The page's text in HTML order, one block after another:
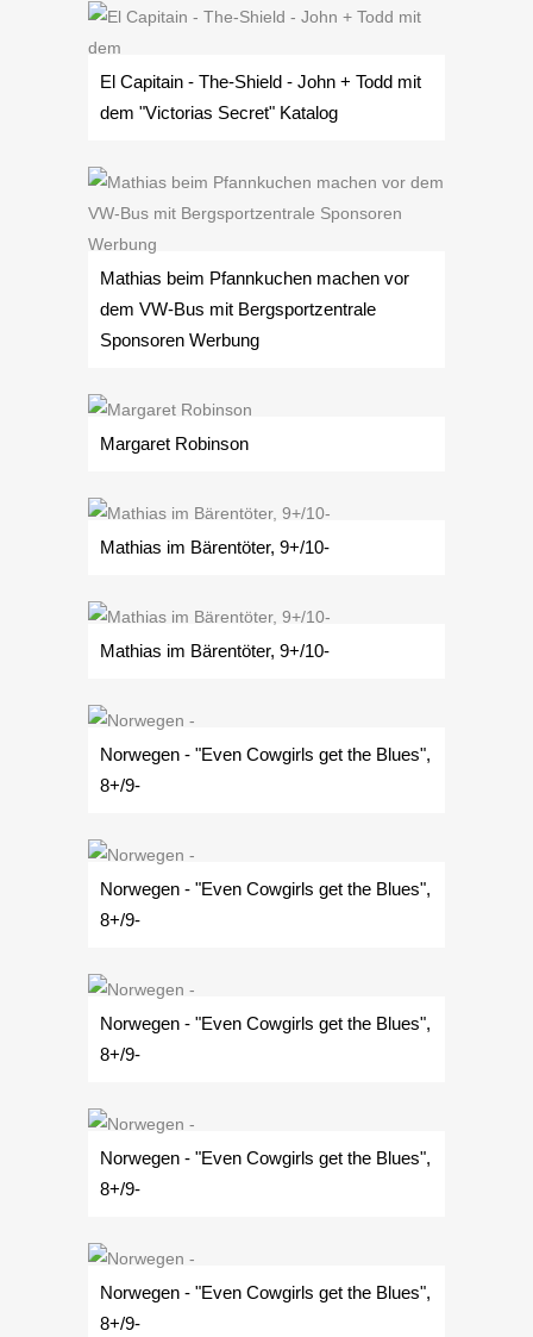
El Capitain - The-Shield - John + Todd mit
dem "Victorias Secret" Katalog
Mathias beim Pfannkuchen machen vor
dem VW-Bus mit Bergsportzentrale
Sponsoren Werbung
Margaret Robinson
Mathias im Bärentöter, 9+/10-
Mathias im Bärentöter, 9+/10-
Norwegen - "Even Cowgirls get the Blues",
8+/9-
Norwegen - "Even Cowgirls get the Blues",
8+/9-
Norwegen - "Even Cowgirls get the Blues",
8+/9-
Norwegen - "Even Cowgirls get the Blues",
8+/9-
Norwegen - "Even Cowgirls get the Blues",
8+/9-